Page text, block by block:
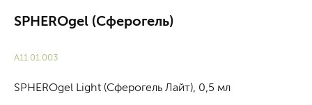
SPHEROgel (Сферогель)
А11.01.003
SPHEROgel Light (Сферогель Лайт), 0,5 мл